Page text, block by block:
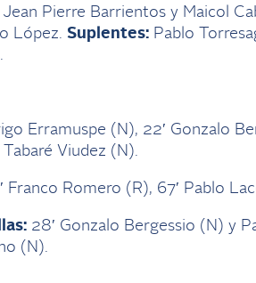
Pierre Barrientos y Maicol
López. Suplentes:Pablo
Erramuspe (N), 22′ Gonzalo
Viudez (N).
Franco Romero (R), 67′ Pablo
28′ Gonzalo Bergessio (N) y
(N).